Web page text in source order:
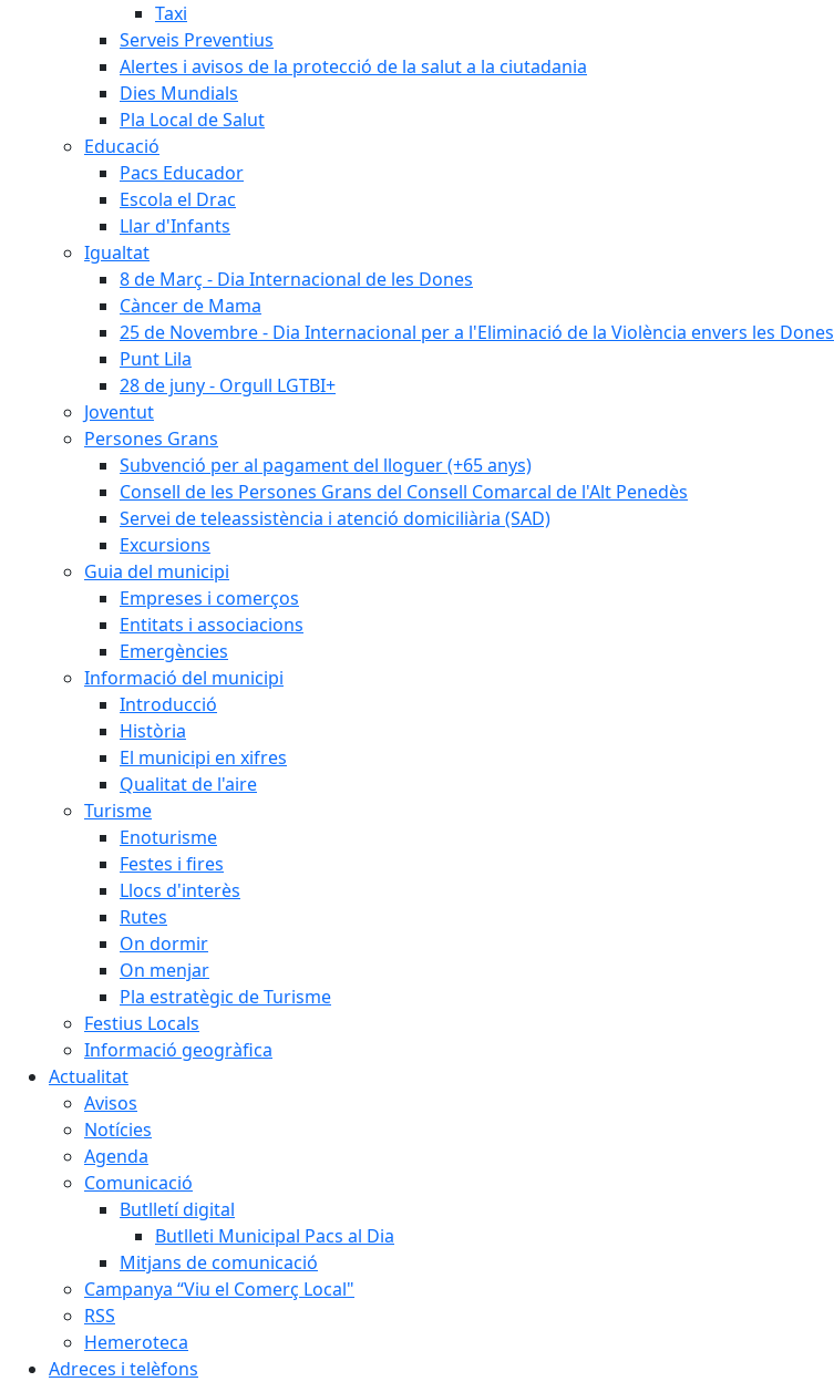
Taxi
Serveis Preventius
Alertes i avisos de la protecció de la salut a la ciutadania
Dies Mundials
Pla Local de Salut
Educació
Pacs Educador
Escola el Drac
Llar d'Infants
Igualtat
8 de Març - Dia Internacional de les Dones
Càncer de Mama
25 de Novembre - Dia Internacional per a l'Eliminació de la Violència envers les Dones
Punt Lila
28 de juny - Orgull LGTBI+
Joventut
Persones Grans
Subvenció per al pagament del lloguer (+65 anys)
Consell de les Persones Grans del Consell Comarcal de l'Alt Penedès
Servei de teleassistència i atenció domiciliària (SAD)
Excursions
Guia del municipi
Empreses i comerços
Entitats i associacions
Emergències
Informació del municipi
Introducció
Història
El municipi en xifres
Qualitat de l'aire
Turisme
Enoturisme
Festes i fires
Llocs d'interès
Rutes
On dormir
On menjar
Pla estratègic de Turisme
Festius Locals
Informació geogràfica
Actualitat
Avisos
Notícies
Agenda
Comunicació
Butlletí digital
Butlleti Municipal Pacs al Dia
Mitjans de comunicació
Campanya “Viu el Comerç Local"
RSS
Hemeroteca
Adreces i telèfons